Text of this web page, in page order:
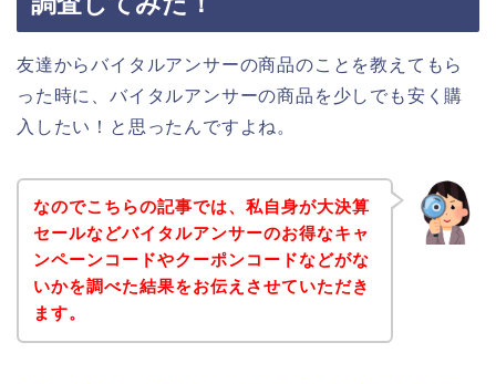
友達からバイタルアンサーの商品のことを教えてもら
った時に、バイタルアンサーの商品を少しでも安く購
入したい！と思ったんですよね。
なのでこちらの記事では、私自身が大決算
セールなどバイタルアンサーのお得なキャ
ンペーンコードやクーポンコードなどがな
いかを調べた結果をお伝えさせていただき
ます。